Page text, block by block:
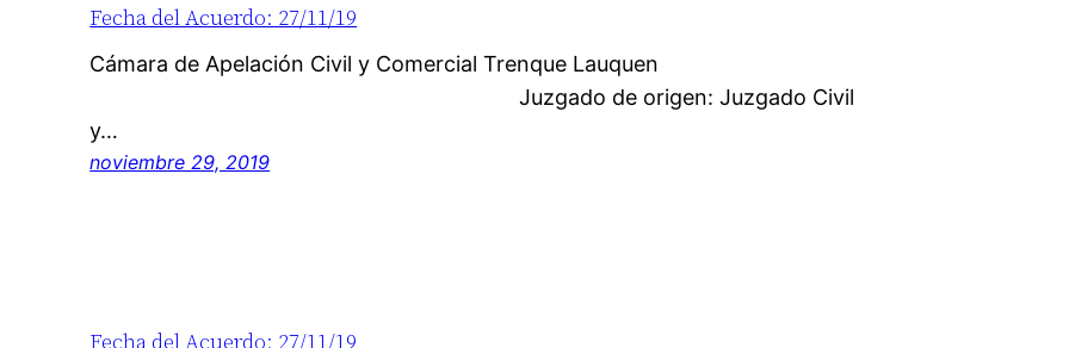
Fecha del Acuerdo: 27/11/19
Cámara de Apelación Civil y Comercial Trenque Lauquen
Juzgado de origen: Juzgado Civil
y…
noviembre 29, 2019
Fecha del Acuerdo: 27/11/19